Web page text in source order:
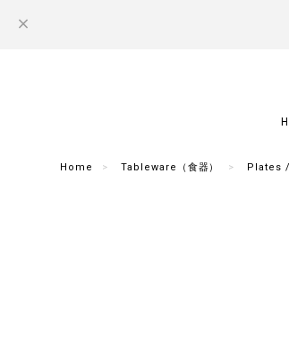
Home Tableware（食器） Plates /